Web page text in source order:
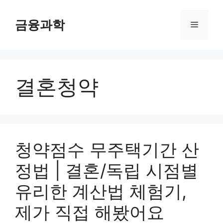
금융과학 메
결혼청약
청약점수 무주택기간 산
정법 | 결혼/독립 시점별
유리한 계산법 체험기,
제가 직접 해봤어요